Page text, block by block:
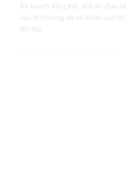
Kế hoạch tổng thể, khả thi đưa
vào thị trường và có được các
đối thủ